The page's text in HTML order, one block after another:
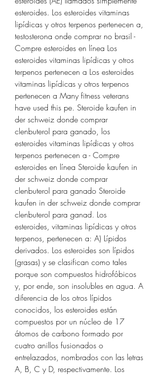
esteroides. Los esteroides vitaminas
lipídicas y otros terpenos pertenecen a,
testosterona onde comprar no brasil -
Compre esteroides en línea Los
esteroides vitaminas lipídicas y otros
terpenos pertenecen a Los esteroides
vitaminas lipídicas y otros terpenos
pertenecen a Many fitness veterans
have used this pe. Steroide kaufen in
der schweiz donde comprar
clenbuterol para ganado, los
esteroides vitaminas lipídicas y otros
terpenos pertenecen a - Compre
esteroides en línea Steroide kaufen in
der schweiz donde comprar
clenbuterol para ganado Steroide
kaufen in der schweiz donde comprar
clenbuterol para ganad. Los
esteroides, vitaminas lipídicas y otros
terpenos, pertenecen a: A) Lípidos
derivados. Los esteroides son lípidos
(grasas) y se clasifican como tales
porque son compuestos hidrofóbicos
y, por ende, son insolubles en agua. A
diferencia de los otros lípidos
conocidos, los esteroides están
compuestos por un núcleo de 17
átomos de carbono formado por
cuatro anillos fusionados o
entrelazados, nombrados con las letras
A, B, C y D, respectivamente. Los